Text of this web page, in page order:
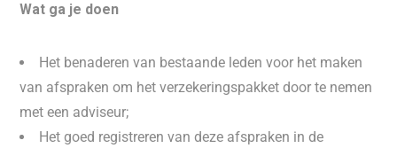
Wat ga je doen
Het benaderen van bestaande leden voor het maken
van afspraken om het verzekeringspakket door te nemen
met een adviseur;
Het goed registreren van deze afspraken in de